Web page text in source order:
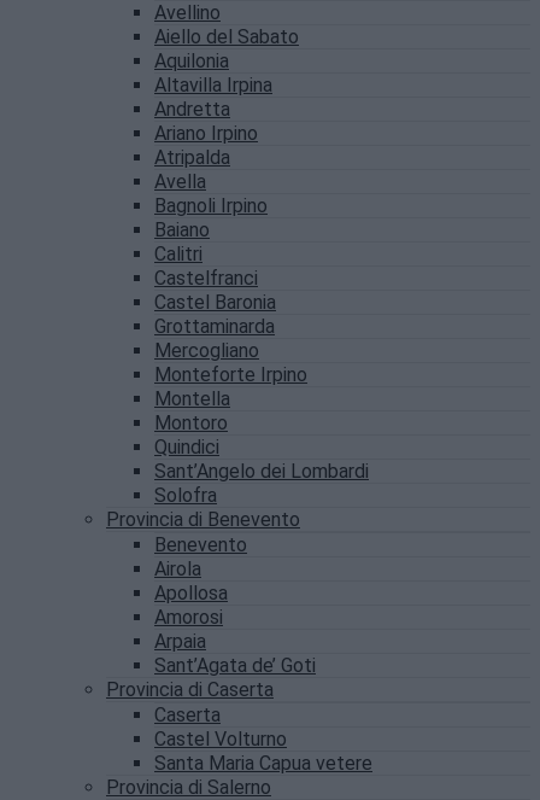
Avellino
Aiello del Sabato
Aquilonia
Altavilla Irpina
Andretta
Ariano Irpino
Atripalda
Avella
Bagnoli Irpino
Baiano
Calitri
Castelfranci
Castel Baronia
Grottaminarda
Mercogliano
Monteforte Irpino
Montella
Montoro
Quindici
Sant’Angelo dei Lombardi
Solofra
Provincia di Benevento
Benevento
Airola
Apollosa
Amorosi
Arpaia
Sant’Agata de’ Goti
Provincia di Caserta
Caserta
Castel Volturno
Santa Maria Capua vetere
Provincia di Salerno